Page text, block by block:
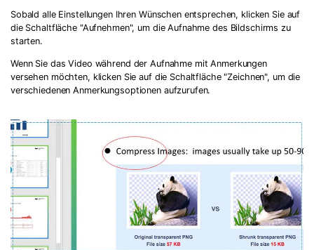
Sobald alle Einstellungen Ihren Wünschen entsprechen, klicken Sie auf
die Schaltfläche "Aufnehmen", um die Aufnahme des Bildschirms zu
starten.
Wenn Sie das Video während der Aufnahme mit Anmerkungen
versehen möchten, klicken Sie auf die Schaltfläche "Zeichnen", um die
verschiedenen Anmerkungsoptionen aufzurufen.